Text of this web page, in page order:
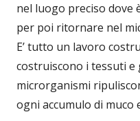
nel luogo preciso dove
per poi ritornare nel
E’ tutto un lavoro
costruiscono i tessuti
microrganismi
ogni accumulo di muco